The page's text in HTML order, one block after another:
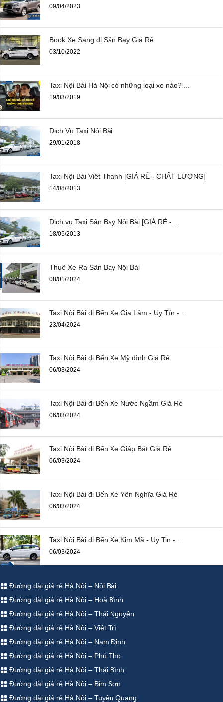
09/04/2023
Book Xe Sang đi Sân Bay Giá Rẻ
03/10/2022
Taxi Nội Bài Hà Nội có những loại xe nào? ...
19/03/2019
Dịch Vụ Taxi Nội Bài
29/01/2018
Taxi Nội Bài Viêt Thanh [GIÁ RẺ - CHẤT LƯỢNG]
14/08/2013
Dịch vụ Taxi Sân Bay Nội Bài [GIÁ RẺ - ...
18/05/2013
Thuê Xe Ra Sân Bay Nội Bài
08/01/2024
Taxi Nội Bài đi Bến Xe Gia Lâm - Uy Tín - ...
23/04/2024
Taxi Nội Bài đi Bến Xe Mỹ đình Giá Rẻ
06/03/2024
Taxi Nội Bài đi Bến Xe Nước Ngầm Giá Rẻ
06/03/2024
Taxi Nội Bài đi Bến Xe Giáp Bát Giá Rẻ
06/03/2024
Taxi Nội Bài đi Bến Xe Yên Nghĩa Giá Rẻ
06/03/2024
Taxi Nội Bài đi Bến Xe Kim Mã - Uy Tin - ...
06/03/2024
Đường dài giá rẻ Hà Nội – Nội Bài
Đường dài giá rẻ Hà Nội – Hoà Bình
Đường dài giá rẻ Hà Nội – Thái Nguyên
Đường dài giá rẻ Hà Nội – Việt Trì
Đường dài giá rẻ Hà Nội – Nam Định
Đường dài giá rẻ Hà Nội – Phú Thọ
Đường dài giá rẻ Hà Nội – Thái Bình
Đường dài giá rẻ Hà Nội – Bỉm Sơn
Đường dài giá rẻ Hà Nội – Tuyên Quang